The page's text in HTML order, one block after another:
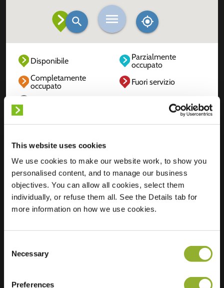
This website uses cookies
We use cookies to make our website work, to show you
personalised content, and to manage our business
objectives. You can allow all cookies, select them
individually, or refuse them all. See the Details tab for
more information on how we use cookies.
Selection
Necessary
Preferences
Disponibile
Parzialmente
occupato
Completamente
occupato
Fuori servizio
Posizione
Firmamentlaan 7
5616 TV Eindhoven
Paesi Bassi
Regular Charging